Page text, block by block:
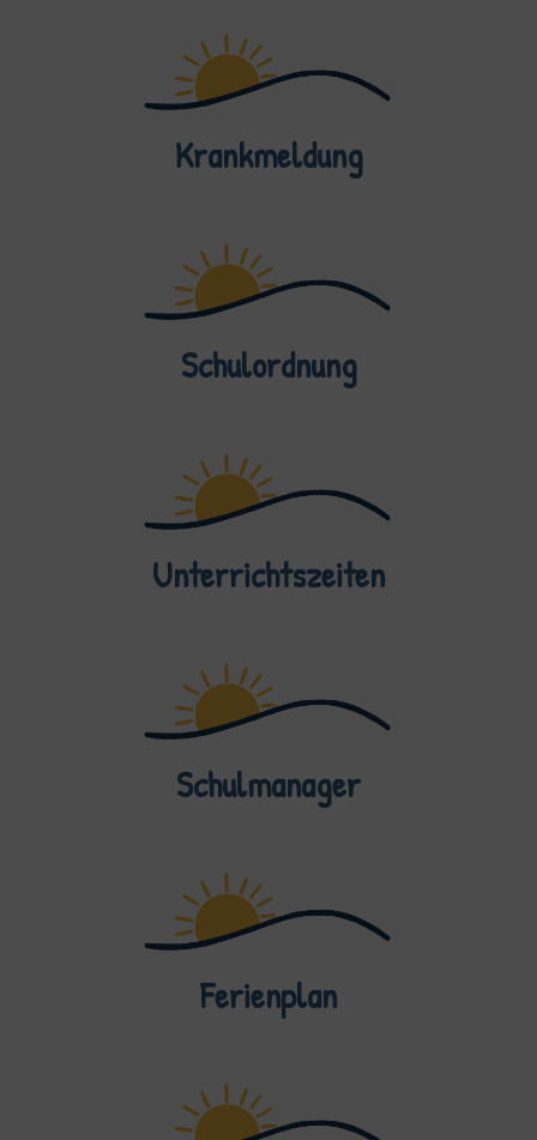
Krankmeldung
Schulordnung
Unterrichtszeiten
Schulmanager
Ferienplan